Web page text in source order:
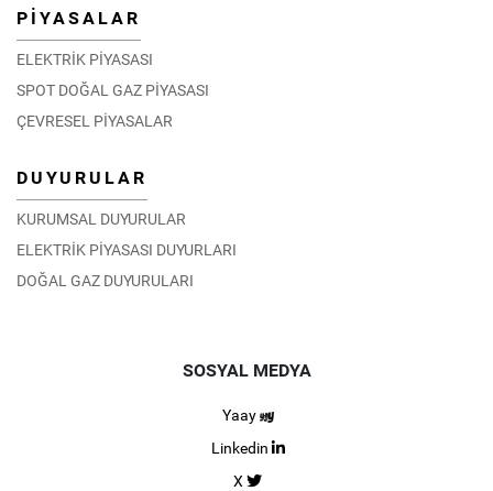
PİYASALAR
ELEKTRİK PİYASASI
SPOT DOĞAL GAZ PİYASASI
ÇEVRESEL PİYASALAR
DUYURULAR
KURUMSAL DUYURULAR
ELEKTRİK PİYASASI DUYURLARI
DOĞAL GAZ DUYURULARI
SOSYAL MEDYA
Yaay
Linkedin
X